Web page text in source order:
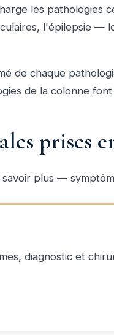
les pathologies
l'épilepsie
de chaque
de la colonne
prises
plus —
diagnostic et